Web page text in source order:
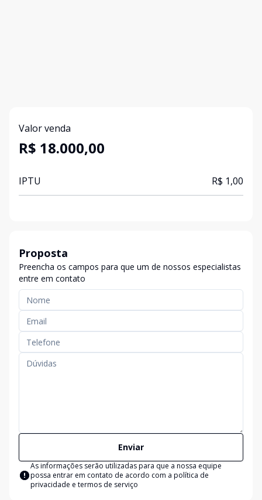
Valor venda
R$ 18.000,00
IPTU R$ 1,00
Proposta
Preencha os campos para que um de nossos especialistas
entre em contato
Enviar
As informações serão utilizadas para que a nossa equipe
possa entrar em contato de acordo com a política de
privacidade e termos de serviço